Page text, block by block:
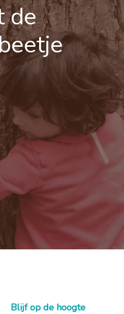
de
Blijf op de hoogte